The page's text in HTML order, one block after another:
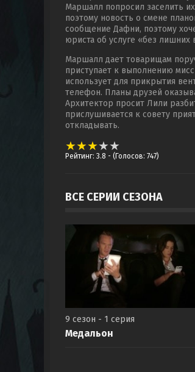
Маршалл попросил заселить
поэтому новость о смене
сообщение Дафни, поэтому
юриста об услуге «без лишних
Маршалл дает товарищам
приступает к выполнению
использует для прикрытия
телефон. Планы друзей
Архитектор просит Лили
прислушивается к совету
откладывать.
Рейтинг: 3.8 - (Голосов: 747)
ВСЕ СЕРИИ СЕЗОНА
9 сезон - 1 серия
Медальон